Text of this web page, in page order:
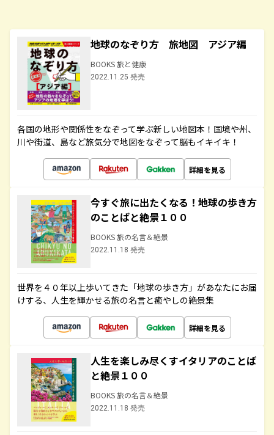
地球のなぞり方 旅地図 アジア編
BOOKS 旅と健康
2022.11.25 発売
各国の地形や関係性をなぞって学ぶ新しい地図本！国境や州、
川や街道、島など旅気分で地図をなぞって脳もイキイキ！
詳細を見る
今すぐ旅に出たくなる！地球の歩き方
のことばと絶景１００
BOOKS 旅の名言＆絶景
2022.11.18 発売
世界を４０年以上歩いてきた「地球の歩き方」があなたにお届
けする、人生を輝かせる旅の名言と癒やしの絶景集
詳細を見る
人生を楽しみ尽くすイタリアのことば
と絶景１００
BOOKS 旅の名言＆絶景
2022.11.18 発売